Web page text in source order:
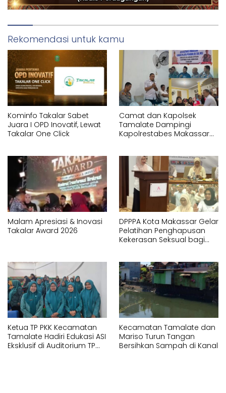
Rekomendasi untuk kamu
Kominfo Takalar Sabet
Juara I OPD Inovatif, Lewat
Takalar One Click
Camat dan Kapolsek
Tamalate Dampingi
Kapolrestabes Makassar
Malam Apresiasi & Inovasi
Takalar Award 2026
DPPPA Kota Makassar Gelar
Pelatihan Penghapusan
Kekerasan Seksual bagi
Ketua TP PKK Kecamatan
Tamalate Hadiri Edukasi ASI
Eksklusif di Auditorium TP
Kecamatan Tamalate dan
Mariso Turun Tangan
Bersihkan Sampah di Kanal